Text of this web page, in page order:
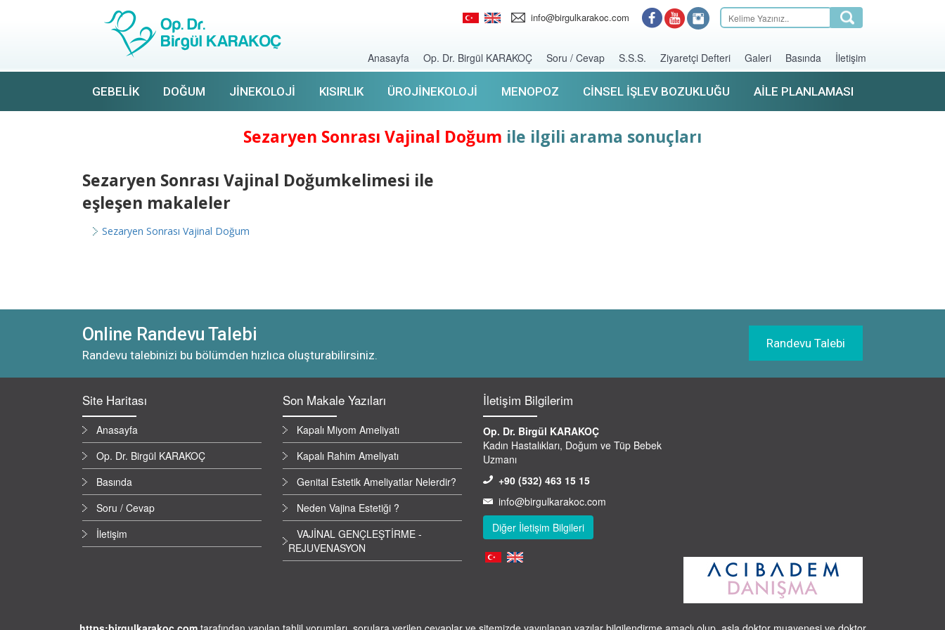
info@birgulkarakoc.com
Anasayfa Op. Dr. Birgül KARAKOÇ Soru / Cevap S.S.S. Ziyaretçi Defteri Galeri Basında İletişim
GEBELIK DOĞUM JINEKOLOJI KISIRLIK ÜROJINEKOLOJI MENOPOZ CINSEL İŞLEV BOZUKLUĞU AILE PLANLAMASI
Sezaryen Sonrası Vajinal Doğum ile ilgili arama sonuçları
Sezaryen Sonrası Vajinal Doğumkelimesi ile
eşleşen makaleler
Sezaryen Sonrası Vajinal Doğum
Online Randevu Talebi
Randevu talebinizi bu bölümden hızlıca oluşturabilirsiniz.
Randevu Talebi
Site Haritası
Anasayfa
Op. Dr. Birgül KARAKOÇ
Basında
Soru / Cevap
İletişim
Son Makale Yazıları
Kapalı Miyom Ameliyatı
Kapalı Rahim Ameliyatı
Genital Estetik Ameliyatlar Nelerdir?
Neden Vajina Estetiği ?
VAJİNAL GENÇLEŞTİRME -
REJUVENASYON
İletişim Bilgilerim
Op. Dr. Birgül KARAKOÇ
Kadın Hastalıkları, Doğum ve Tüp Bebek
Uzmanı
+90 (532) 463 15 15
info@birgulkarakoc.com
Diğer İletişim Bilgileri